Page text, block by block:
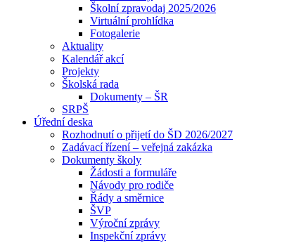
Školní zpravodaj 2025/2026
Virtuální prohlídka
Fotogalerie
Aktuality
Kalendář akcí
Projekty
Školská rada
Dokumenty – ŠR
SRPŠ
Úřední deska
Rozhodnutí o přijetí do ŠD 2026/2027
Zadávací řízení – veřejná zakázka
Dokumenty školy
Žádosti a formuláře
Návody pro rodiče
Řády a směrnice
ŠVP
Výroční zprávy
Inspekční zprávy